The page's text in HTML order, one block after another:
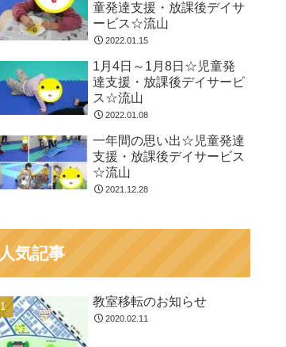
童発達支援・放課後デイサ
ービス☆流山
2022.01.15
1月4日～1月8日☆児童発
達支援・放課後デイサービ
ス☆流山
2022.01.08
一年間の思い出☆児童発達
支援・放課後デイサービス
☆流山
2021.12.28
人気記事
教室移転のお知らせ
2020.02.11